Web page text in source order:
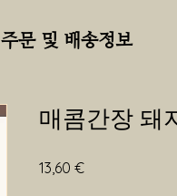
주문 및 배송정보
매콤간장 돼
13,60 €가